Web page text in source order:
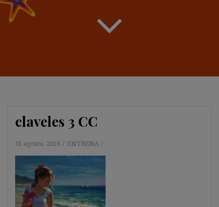
claveles 3 CC
31 agosto, 2016 ENTRENA